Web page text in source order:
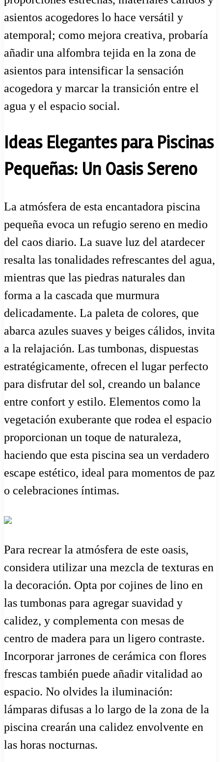
asientos acogedores lo hace versátil y
atemporal; como mejora creativa, probaría
añadir una alfombra tejida en la zona de
asientos para intensificar la sensación
acogedora y marcar la transición entre el
agua y el espacio social.
Ideas Elegantes para Piscinas
Pequeñas: Un Oasis Sereno
La atmósfera de esta encantadora piscina
pequeña evoca un refugio sereno en medio
del caos diario. La suave luz del atardecer
resalta las tonalidades refrescantes del agua,
mientras que las piedras naturales dan
forma a la cascada que murmura
delicadamente. La paleta de colores, que
abarca azules suaves y beiges cálidos, invita
a la relajación. Las tumbonas, dispuestas
estratégicamente, ofrecen el lugar perfecto
para disfrutar del sol, creando un balance
entre confort y estilo. Elementos como la
vegetación exuberante que rodea el espacio
proporcionan un toque de naturaleza,
haciendo que esta piscina sea un verdadero
escape estético, ideal para momentos de paz
o celebraciones íntimas.
Para recrear la atmósfera de este oasis,
considera utilizar una mezcla de texturas en
la decoración. Opta por cojines de lino en
las tumbonas para agregar suavidad y
calidez, y complementa con mesas de
centro de madera para un ligero contraste.
Incorporar jarrones de cerámica con flores
frescas también puede añadir vitalidad ao
espacio. No olvides la iluminación:
lámparas difusas a lo largo de la zona de la
piscina crearán una calidez envolvente en
las horas nocturnas.